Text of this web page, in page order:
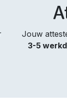
Jouw
3-5